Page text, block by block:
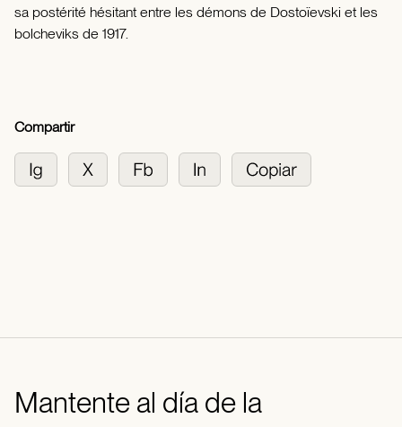
sa postérité hésitant entre les démons de Dostoïevski et les
bolcheviks de 1917.
Compartir
Mantente al día de la